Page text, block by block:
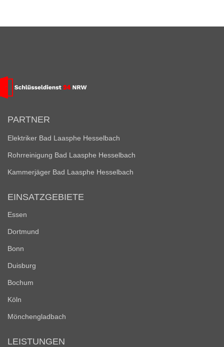
PARTNER
Elektriker Bad Laasphe Hesselbach
Rohrreinigung Bad Laasphe Hesselbach
Kammerjäger Bad Laasphe Hesselbach
EINSATZGEBIETE
Essen
Dortmund
Bonn
Duisburg
Bochum
Köln
Mönchengladbach
LEISTUNGEN